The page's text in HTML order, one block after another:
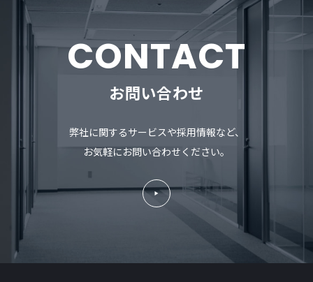
CONTACT
お問い合わせ
弊社に関するサービスや採用情報など、
お気軽にお問い合わせください。